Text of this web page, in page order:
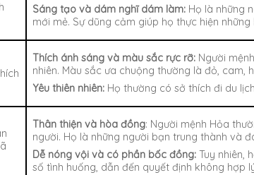
Sáng tạo và dám nghĩ dám làm:Họ là những
mới mẻ. Sự dũng cảm giúp họ thực hiện
Thích ánh sáng và màu sắc rực rỡ:Người
nhiên. Màu sắc ưa chuộng thường là đỏ, cam,
Yêu thiên nhiên:Họ thường có sở thích đi du
Thân thiện và hòa đồng: Người mệnh Hỏa
người. Họ là những người bạn trung thành và
Dễ nóng vội và có phần bốc đồng:Tuy nhiên,
số tình huống, dẫn đến quyết định không hợp